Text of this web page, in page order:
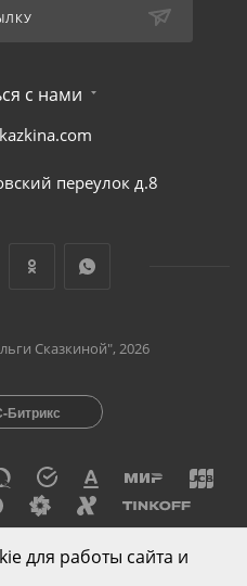
с нами
переулок д.8
Сказкиной", 2026
Битрикс
для работы сайта и